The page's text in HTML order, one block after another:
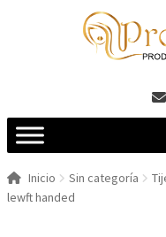
Inicio Sin categoría
lewft handed